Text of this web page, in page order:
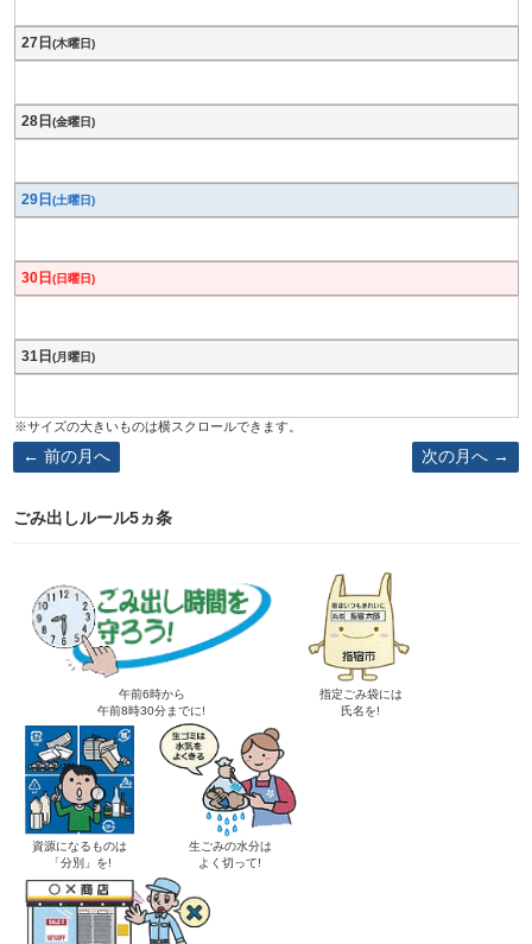
27日 (木曜日)
28日 (金曜日)
29日 (土曜日)
30日 (日曜日)
31日 (月曜日)
前の月へ 次の月へ
ごみ出しルール5ヵ条
午前6時から
午前8時30分までに!
指定ごみ袋には
氏名を!
資源になるものは
「分別」を!
生ごみの水分は
よく切って!